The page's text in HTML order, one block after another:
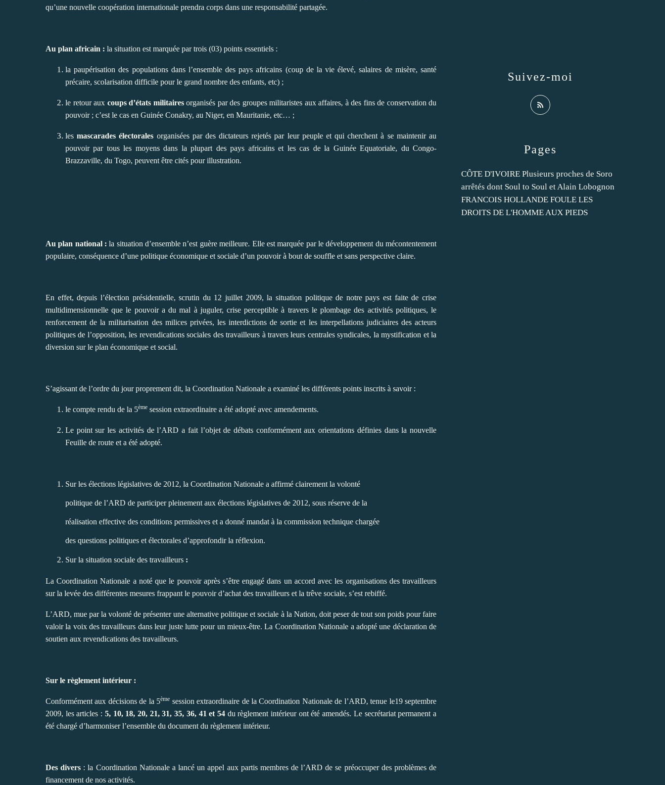
qu’une nouvelle coopération internationale prendra corps dans une responsabilité partagée.
Au plan africain : la situation est marquée par trois (03) points essentiels :
la paupérisation des populations dans l’ensemble des pays africains (coup de la vie élevé, salaires de misère, santé
précaire, scolarisation difficile pour le grand nombre des enfants, etc) ;
le retour aux coups d’états militairesorganisés par des groupes militaristes aux affaires, à des fins de conservation du
pouvoir ; c’est le cas en Guinée Conakry, au Niger, en Mauritanie, etc… ;
lesmascarades électorales organisées par des dictateurs rejetés par leur peuple et qui cherchent à se maintenir au
pouvoir par tous les moyens dans la plupart des pays africains et les cas de la Guinée Equatoriale, du Congo-
Brazzaville, du Togo, peuvent être cités pour illustration.
Au plan national : la situation d’ensemble n’est guère meilleure. Elle est marquée par le développement du mécontentement
populaire, conséquence d’une politique économique et sociale d’un pouvoir à bout de souffle et sans perspective claire.
En effet, depuis l’élection présidentielle, scrutin du 12 juillet 2009, la situation politique de notre pays est faite de crise
multidimensionnelle que le pouvoir a du mal à juguler, crise perceptible à travers le plombage des activités politiques, le
renforcement de la militarisation des milices privées, les interdictions de sortie et les interpellations judiciaires des acteurs
politiques de l’opposition, les revendications sociales des travailleurs à travers leurs centrales syndicales, la mystification et la
diversion sur le plan économique et social.
S’agissant de l’ordre du jour proprement dit, la Coordination Nationale a examiné les différents points inscrits à savoir :
le compte rendu de la 5ème session extraordinaire a été adopté avec amendements.
Le point sur les activités de l’ARD a fait l’objet de débats conformément aux orientations définies dans la nouvelle
Feuille de route et a été adopté.
Sur les élections législatives de 2012, la Coordination Nationale a affirmé clairement la volonté
politique de l’ARD de participer pleinement aux élections législatives de 2012, sous réserve de la
réalisation effective des conditions permissives et a donné mandat à la commission technique chargée
des questions politiques et électorales d’approfondir la réflexion.
Sur la situation sociale des travailleurs :
La Coordination Nationale a noté que le pouvoir après s’être engagé dans un accord avec les organisations des travailleurs
sur la levée des différentes mesures frappant le pouvoir d’achat des travailleurs et la trêve sociale, s’est rebiffé.
L’ARD, mue par la volonté de présenter une alternative politique et sociale à la Nation, doit peser de tout son poids pour faire
valoir la voix des travailleurs dans leur juste lutte pour un mieux-être. La Coordination Nationale a adopté une déclaration de
soutien aux revendications des travailleurs.
Sur le règlement intérieur :
Conformément aux décisions de la 5ème session extraordinaire de la Coordination Nationale de l’ARD, tenue le19 septembre
2009, les articles : 5, 10, 18, 20, 21, 31, 35, 36, 41 et 54du règlement intérieur ont été amendés. Le secrétariat permanent a
été chargé d’harmoniser l’ensemble du document du règlement intérieur.
Des divers : la Coordination Nationale a lancé un appel aux partis membres de l’ARD de se préoccuper des problèmes de
financement de nos activités.
Pages
CÔTE D'IVOIRE Plusieurs proches de Soro
arrêtés dont Soul to Soul et Alain Lobognon
FRANCOIS HOLLANDE FOULE LES
DROITS DE L'HOMME AUX PIEDS
Suivez-moi